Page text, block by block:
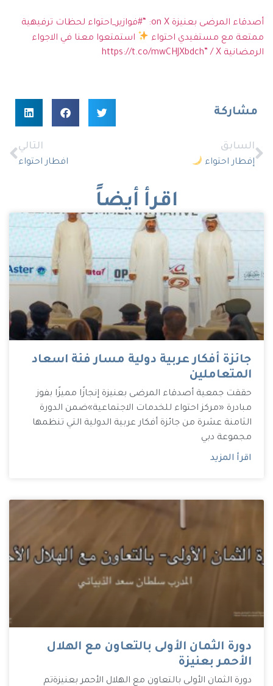
أصدقاء المرضى بعنيزة on X: “#فوازير_احتواء لحظات ترفيهية
ممتعة مع مستفيدي احتواء
استمتعوا معنا في الاجواء
الرمضانية https://t.co/mwCHJXbdch” / X
مشاركة
السابق
إفطار احتواء
التالي
افطار احتواء
اقرأ أيضاً
جائزة أفكار عربية دولية مسار فئة اسعاد
المتعاملين
حققت جمعية أصدقاء المرضى بعنيزة إنجازًا مميزًا بفوز
مبادرة «مركز احتواء للخدمات الاجتماعية»ضمن الدورة
الثامنة عشرة من جائزة أفكار عربية الدولية التي تنظمها
مجموعة دبي
اقرأ المزيد
دورة الثمان الأولى بالتعاون مع الهلال
الأحمر بعنيزة
دورة الثمان الأولى بالتعاون مع الهلال الأحمر بعنيزة تم